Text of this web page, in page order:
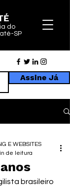
do
SP
Assine Já
E WEBSITES
de leitura
brasileiro